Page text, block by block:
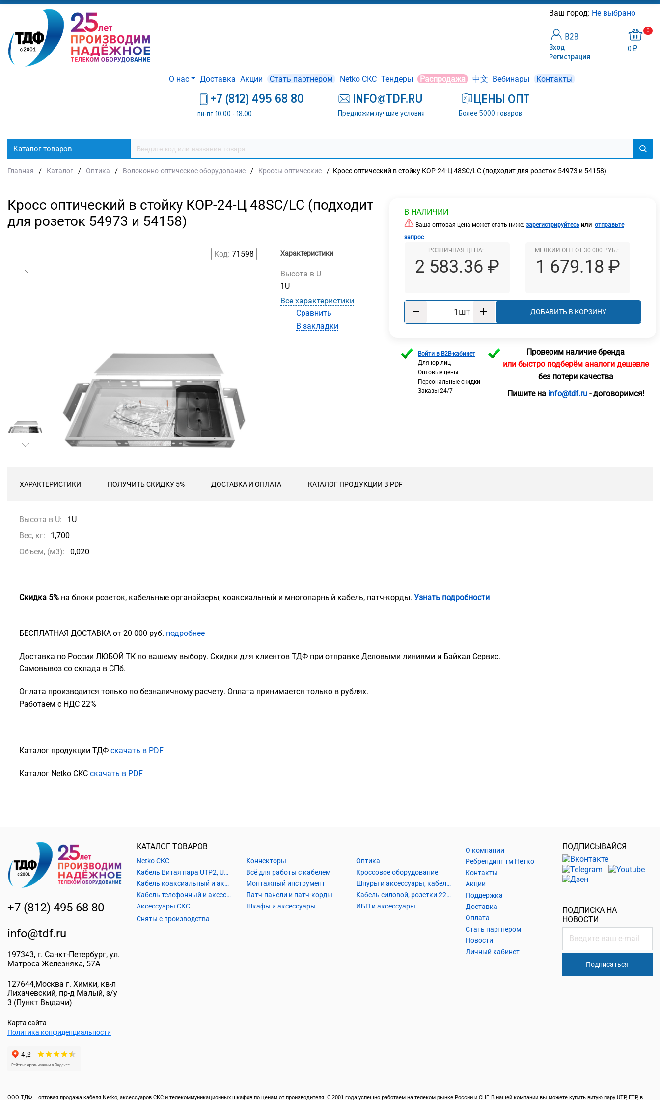
Ваш город: Не выбрано
Вход
Регистрация
0
0 ₽
О нас Доставка Акции Стать партнером Netko СКС Тендеры Распродажа 中文 Вебинары Контакты
+7 (812) 495 68 80
пн-пт 10.00 - 18.00
INFO@TDF.RU
Предложим лучшие условия
ЦЕНЫ ОПТ
Более 5000 товаров
Каталог товаров
Главная / Каталог / Оптика / Волоконно-оптическое оборудование / Кроссы оптические / Кросс оптический в стойку КОР-24-Ц 48SC/LC (подходит для розеток 54973 и 54158)
Кросс оптический в стойку КОР-24-Ц 48SC/LC (подходит
для розеток 54973 и 54158)
Код: 71598 Характеристики
Высота в U
1U
Все характеристики
Сравнить
В закладки
В НАЛИЧИИ
Ваша оптовая цена может стать ниже: зарегистрируйтесь или отправьте
запрос
РОЗНИЧНАЯ ЦЕНА:
2 583.36 ₽
МЕЛКИЙ ОПТ ОТ 30 000 РУБ.:
1 679.18 ₽
шт ДОБАВИТЬ В КОРЗИНУ
Войти в B2B-кабинет
Для юр лиц
Оптовые цены
Персональные скидки
Заказы 24/7
Проверим наличие бренда
или быстро подберём аналоги дешевле
без потери качества
Пишите на info@tdf.ru- договоримся!
ХАРАКТЕРИСТИКИ ПОЛУЧИТЬ СКИДКУ 5% ДОСТАВКА И ОПЛАТА КАТАЛОГ ПРОДУКЦИИ В PDF
Высота в U:
1U
Вес, кг:
1,700
Объем, (м3):
0,020
Скидка 5% на блоки розеток, кабельные органайзеры, коаксиальный и многопарный кабель, патч-корды. Узнать подробности
БЕСПЛАТНАЯ ДОСТАВКА от 20 000 руб. подробнее
Доставка по России ЛЮБОЙ ТК по вашему выбору. Скидки для клиентов ТДФ при отправке Деловыми линиями и Байкал Сервис.
Самовывоз со склада в СПб.
Оплата производится только по безналичному расчету. Оплата принимается только в рублях.
Работаем с НДС 22%
Каталог продукции ТДФ скачать в PDF
Каталог Netko СКС скачать в PDF
+7 (812) 495 68 80
info@tdf.ru
197343, г. Санкт-Петербург, ул.
Матроса Железняка, 57A
127644,Москва г. Химки, кв-л
Лихачевский, пр-д Малый, з/у
3 (Пункт Выдачи)
Карта сайта
Политика конфиденциальности
КАТАЛОГ ТОВАРОВ
Netko СКС
Кабель Витая пара UTP2, UTP4, FTP2, FTP4
Кабель коаксиальный и аксессуары
Кабель телефонный и аксессуары
Аксессуары СКС
Коннекторы
Всё для работы с кабелем
Монтажный инструмент
Патч-панели и патч-корды
Шкафы и аксессуары
Оптика
Кроссовое оборудование
Шнуры и аксессуары, кабельные наконечники
Кабель силовой, розетки 220В, выключатели 220В, сетевые фильтры
ИБП и аксессуары
Сняты с производства
О компании
Ребрендинг тм Нетко
Контакты
Акции
Поддержка
Доставка
Оплата
Стать партнером
Новости
Личный кабинет
ПОДПИСЫВАЙСЯ
ПОДПИСКА НА
НОВОСТИ
Подписаться
ООО ТДФ – оптовая продажа кабеля Netko, аксессуаров СКС и телекоммуникационных шкафов по ценам от производителя. С 2001 года успешно работаем на телеком рынке России и СНГ. В нашей компании вы можете купить витую пару UTP, FTP, в